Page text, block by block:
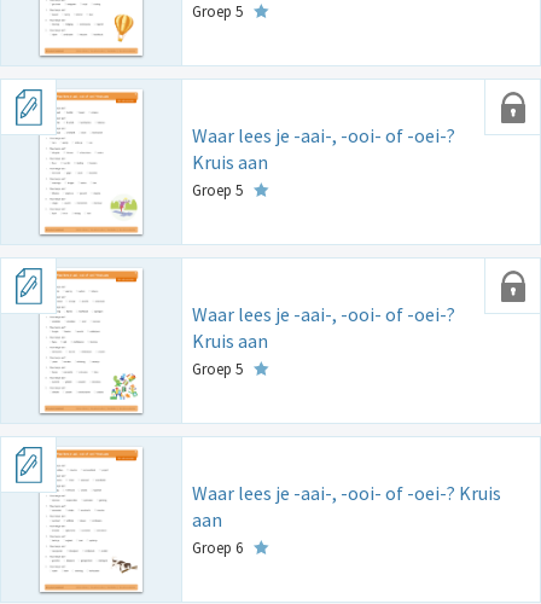
Groep 5
Waar lees je -aai-, -ooi- of -oei-?
Kruis aan
Groep 5
Waar lees je -aai-, -ooi- of -oei-?
Kruis aan
Groep 5
Waar lees je -aai-, -ooi- of -oei-? Kruis
aan
Groep 6